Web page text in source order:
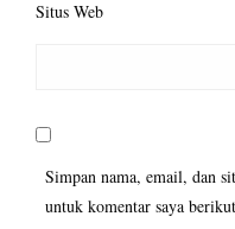
Situs Web
Simpan nama, email, dan
untuk komentar saya